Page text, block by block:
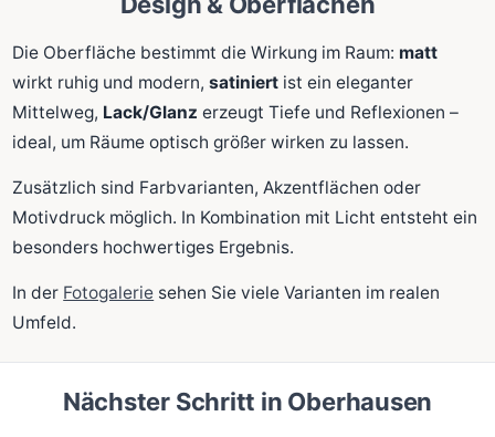
Die Oberfläche bestimmt die Wirkung im Raum: matt
wirkt ruhig und modern,satiniert ist ein eleganter
Mittelweg, Lack/Glanz erzeugt Tiefe und Reflexionen –
ideal, um Räume optisch größer wirken zu lassen.
Zusätzlich sind Farbvarianten, Akzentflächen oder
Motivdruck möglich. In Kombination mit Licht entsteht ein
besonders hochwertiges Ergebnis.
In der Fotogalerie sehen Sie viele Varianten im realen
Umfeld.
Nächster Schritt in Oberhausen